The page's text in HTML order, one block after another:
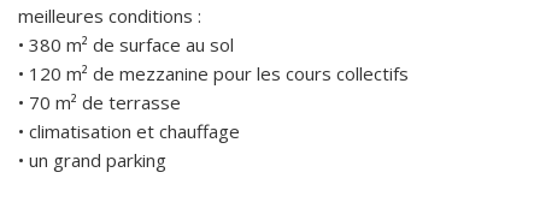
meilleures conditions :
• 380 m² de surface au sol
• 120 m² de mezzanine pour les cours collectifs
• 70 m² de terrasse
• climatisation et chauffage
• un grand parking